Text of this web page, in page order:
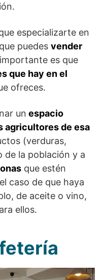
especializarte en
puedes vender
es que
que hay en el
ofreces.
un espacio
agricultores de esa
(verduras,
la población y a
que estén
caso de que haya
de aceite o vino,
ellos.